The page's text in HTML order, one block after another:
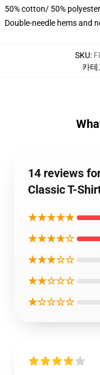
50% cotton/ 50% polyester
Double-needle hems and
SKU:
카테
14 reviews
Classic T-
★★★★★
★★★★☆
★★★☆☆
★★☆☆☆
★☆☆☆☆